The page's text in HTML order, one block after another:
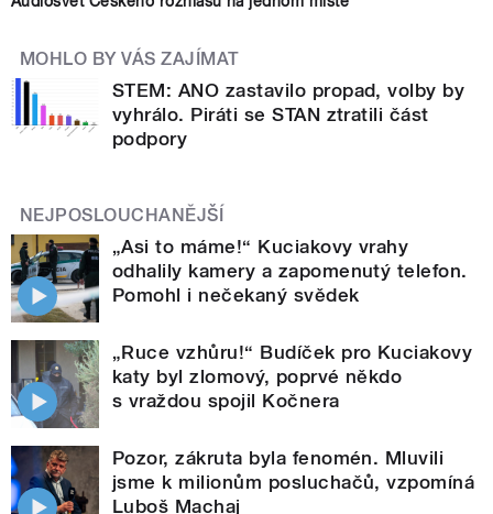
MOHLO BY VÁS ZAJÍMAT
STEM: ANO zastavilo propad, volby by
vyhrálo. Piráti se STAN ztratili část
podpory
NEJPOSLOUCHANĚJŠÍ
„Asi to máme!“ Kuciakovy vrahy
odhalily kamery a zapomenutý telefon.
Pomohl i nečekaný svědek
„Ruce vzhůru!“ Budíček pro Kuciakovy
katy byl zlomový, poprvé někdo
s vraždou spojil Kočnera
Pozor, zákruta byla fenomén. Mluvili
jsme k milionům posluchačů, vzpomíná
Luboš Machaj